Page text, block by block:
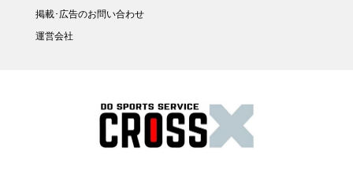
掲載･広告のお問い合わせ
運営会社